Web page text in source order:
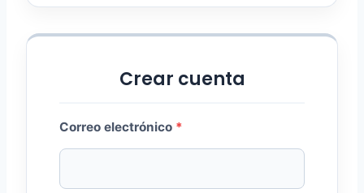
i
o
Crear cuenta
Correo electrónico *
l